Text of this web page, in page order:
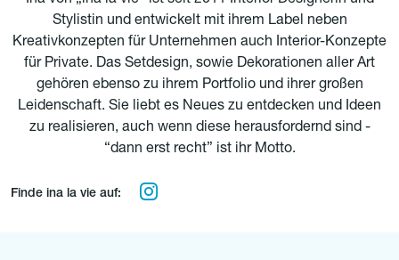
Stylistin und entwickelt mit ihrem Label neben
Kreativkonzepten für Unternehmen auch Interior-Konzepte
für Private. Das Setdesign, sowie Dekorationen aller Art
gehören ebenso zu ihrem Portfolio und ihrer großen
Leidenschaft. Sie liebt es Neues zu entdecken und Ideen
zu realisieren, auch wenn diese herausfordernd sind -
“dann erst recht” ist ihr Motto.
Finde ina la vie auf: